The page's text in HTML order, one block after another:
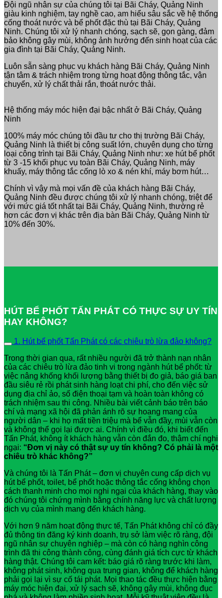
Đội ngũ nhân sự của chúng tôi tại Bãi Cháy, Quảng Ninh
giàu kinh nghiệm, tay nghề cao, am hiểu sâu sắc về hệ thống
cống thoát nước và bể phốt đặc thù tại Bãi Cháy, Quảng
Ninh. Chúng tôi xử lý nhanh chóng, sạch sẽ, gọn gàng, đảm
bảo không gây mùi, không ảnh hưởng đến sinh hoạt của các
gia đình tại Bãi Cháy, Quảng Ninh.
Luôn sẵn sàng phục vụ khách hàng Bãi Cháy, Quảng Ninh
tận tâm & trách nhiệm trong từng hoạt động thông tắc, vận
chuyển, xử lý chất thải rắn, thoát nước thải.
Hệ thống máy móc hiện đại bậc nhất ở Bãi Cháy, Quảng
Ninh
100% máy móc chúng tôi đầu tư cho thị trường Bãi Cháy,
Quảng Ninh là thiết bị công suất lớn, chuyên dụng cho từng
loại công trình tại Bãi Cháy, Quảng Ninh như: xe hút bể phốt
từ 3 -15 khối phục vụ toàn Bãi Cháy, Quảng Ninh, máy
khuấy, máy thông tắc cống lò xo & nén khí, máy bơm hút…
Chính vì vậy mà mọi vấn đề của khách hàng Bãi Cháy,
Quảng Ninh đều được chúng tôi xử lý nhanh chóng, triệt để
với mức giá tốt nhất tại Bãi Cháy, Quảng Ninh, thường rẻ
hơn các đơn vị khác trên địa bàn Bãi Cháy, Quảng Ninh từ
10% đến 30%.
HÚT BỂ PHỐT TẤN PHÁT CÓ THỰC SỰ UY TÍN
HAY KHÔNG?
1. Hút bể phốt Tấn Phát có các chiêu trò lừa đảo không?
Trong thời gian qua, rất nhiều người đã trở thành nạn nhân
của các chiêu trò lừa đảo tinh vi trong ngành hút bể phốt: từ
việc nâng khống khối lượng bằng thiết bị đo giả, báo giá ban
đầu siêu rẻ rồi phát sinh hàng loạt chi phí, cho đến việc sử
dụng địa chỉ ảo, số điện thoại tạm và hoàn toàn không có
trách nhiệm sau thi công. Nhiều bài viết cảnh báo trên báo
chí và mạng xã hội đã phản ánh rõ sự hoang mang của
người dân – khi họ mất tiền triệu mà bể vẫn đầy, mùi vẫn còn
và không thể gọi lại được ai. Chính vì điều đó, khi biết đến
Tấn Phát, không ít khách hàng vẫn còn đắn đo, thậm chí nghi
ngại: “Đơn vị này có thật sự uy tín không? Có phải là một
chiêu trò khác không?”
Và chúng tôi là Tấn Phát – đơn vị chuyên cung cấp dịch vụ
hút bể phốt, toilet, bể phốt hoặc thông tắc cống không chọn
cách thanh minh cho mọi nghi ngại của khách hàng, thay vào
đó chúng tôi chứng mình bằng chính năng lực và chất lượng
dịch vụ của mình mang đến khách hàng.
Với hơn 9 năm hoạt động thực tế, Tấn Phát không chỉ có đầy
đủ thông tin đăng ký kinh doanh, trụ sở làm việc rõ ràng, đội
ngũ nhân sự chuyên nghiệp – mà còn có hàng nghìn công
trình đã thi công thành công, cùng đánh giá tích cực từ khách
hàng thật. Chúng tôi cam kết: báo giá rõ ràng trước khi làm,
không phát sinh, không qua trung gian, không để khách hàng
phải gọi lại vì sự cố tái phát. Mọi thao tác đều thực hiện bằng
máy móc hiện đại, xử lý sạch sẽ, không gây mùi, không đục